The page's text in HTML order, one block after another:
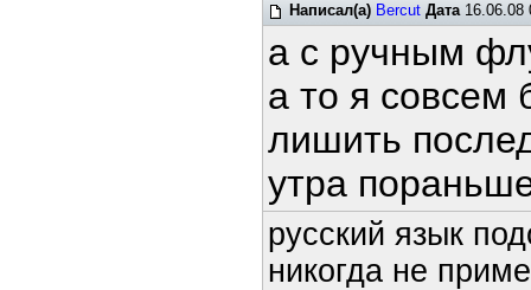
Написал(а) Bercut Дата16.06.08
а с ручным
а то я совсем
лишить
утра
русский язык
никогда не